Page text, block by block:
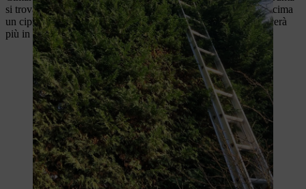
si trovano le cellule responsabili della crescita in altezza. Se si cima
un cipresso e si rimuovono queste cellule, il cipresso non crescerà
più in altezza, ma si svilupperà in larghezza.